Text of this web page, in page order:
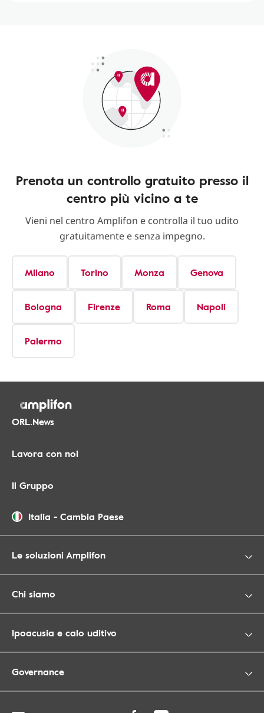
Prenota un controllo gratuito presso il
centro più vicino a te
Vieni nel centro Amplifon e controlla il tuo udito
gratuitamente e senza impegno.
Milano Torino Monza Genova
Bologna Firenze Roma Napoli
Palermo
ORL.News
Lavora con noi
Il Gruppo
Italia - Cambia Paese
Le soluzioni Amplifon
Chi siamo
Ipoacusia e calo uditivo
Governance